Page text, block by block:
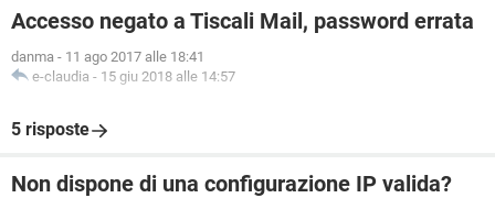
Accesso negato a Tiscali Mail, password errata
danma - 11 ago 2017 alle 18:41
e-claudia - 15 giu 2018 alle 14:57
5 risposte
Non dispone di una configurazione IP valida?